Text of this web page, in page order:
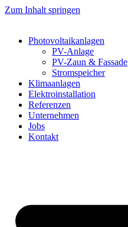
Zum Inhalt springen
Photovoltaikanlagen
PV-Anlage
PV-Zaun & Fassade
Stromspeicher
Klimaanlagen
Elektroinstallation
Referenzen
Unternehmen
Jobs
Kontakt